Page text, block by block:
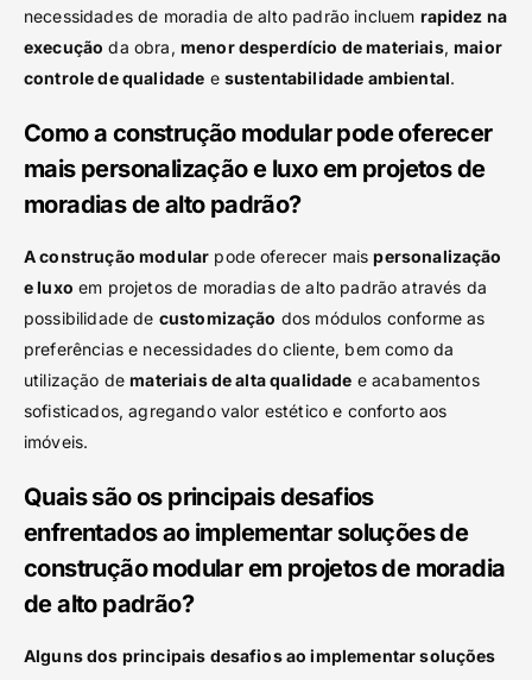
necessidades de moradia de alto padrão incluem rapidez na
execução da obra, menor desperdício de materiais,maior
controle de qualidade e sustentabilidade ambiental.
Como a construção modular pode oferecer
mais personalização e luxo em projetos de
moradias de alto padrão?
A construção modular pode oferecer maispersonalização
e luxo em projetos de moradias de alto padrão através da
possibilidade de customização dos módulos conforme as
preferências e necessidades do cliente, bem como da
utilização demateriais de alta qualidade e acabamentos
sofisticados, agregando valor estético e conforto aos
imóveis.
Quais são os principais desafios
enfrentados ao implementar soluções de
construção modular em projetos de moradia
de alto padrão?
Alguns dos principais desafios ao implementar soluções